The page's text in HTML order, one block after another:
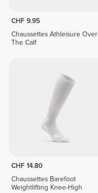
CHF 9.95
Chaussettes Athleisure Over
The Calf
CHF 14.80
Chaussettes Barefoot
Weightlifting Knee-High